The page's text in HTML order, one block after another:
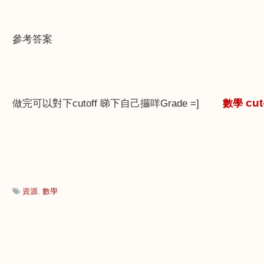
參考答案
做完可以對下cutoff 睇下自己攞咩Grade =] 數學
資源 數學